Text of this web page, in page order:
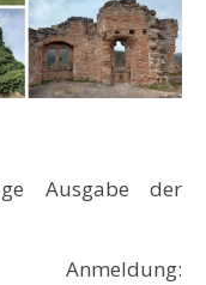
Ausgabe der